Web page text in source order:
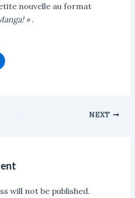
nouvelle au format
» .
NEXT
will not be published.